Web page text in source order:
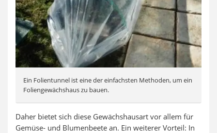
Ein Folientunnel ist eine der einfachsten Methoden, um ein
Foliengewächshaus zu bauen.
Daher bietet sich diese Gewächshausart vor allem für
Gemüse- und Blumenbeete an. Ein weiterer Vorteil: In